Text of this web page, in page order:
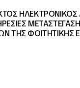
ΗΛΕΚΤΡΟΝΙΚΟΣ
ΤΗΣ ΦΟΙΤΗΤΙΚΗΣ